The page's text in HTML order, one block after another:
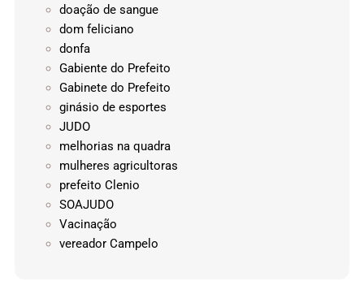
doação de sangue
dom feliciano
donfa
Gabiente do Prefeito
Gabinete do Prefeito
ginásio de esportes
JUDO
melhorias na quadra
mulheres agricultoras
prefeito Clenio
SOAJUDO
Vacinação
vereador Campelo